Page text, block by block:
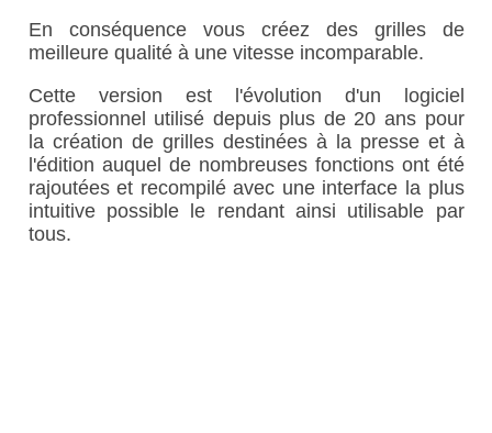
En conséquence vous créez des grilles de
meilleure qualité à une vitesse incomparable.
Cette version est l'évolution d'un logiciel
professionnel utilisé depuis plus de 20 ans pour
la création de grilles destinées à la presse et à
l'édition auquel de nombreuses fonctions ont été
rajoutées et recompilé avec une interface la plus
intuitive possible le rendant ainsi utilisable par
tous.